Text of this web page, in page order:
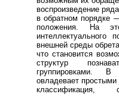
воспроизведение
в обратном порядке
положения. На
интеллектуального
внешней среды
что становится
структур
группировками.
овладевает простыми
классификация,